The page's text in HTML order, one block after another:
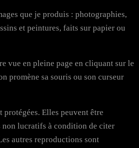
que je produis : photographies,
et peintures, faits sur papier ou
vue en pleine page en cliquant sur le
promène sa souris ou son curseur
protégées. Elles peuvent être
non lucratifs à condition de citer
autres reproductions sont